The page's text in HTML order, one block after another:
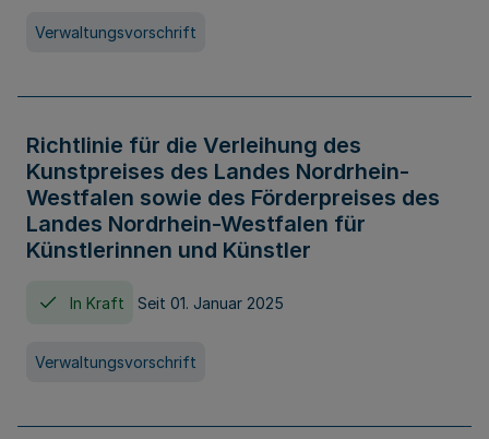
Verwaltungsvorschrift
Richtlinie für die Verleihung des
Kunstpreises des Landes Nordrhein-
Westfalen sowie des Förderpreises des
Landes Nordrhein-Westfalen für
Künstlerinnen und Künstler
In Kraft Seit 01. Januar 2025
Verwaltungsvorschrift